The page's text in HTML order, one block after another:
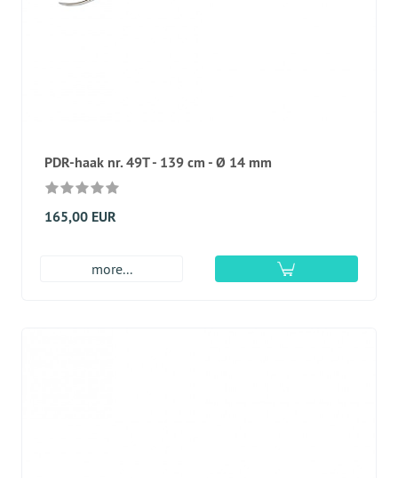
PDR-haak nr. 49T - 139 cm - Ø 14 mm
165,00 EUR
more...